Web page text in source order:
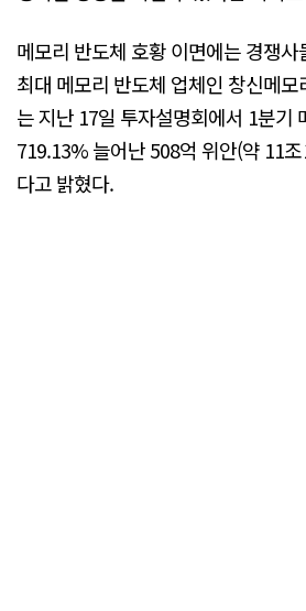
메모리 반도체 호황 이면에는 경쟁
최대 메모리 반도체 업체인 창신메
는 지난 17일 투자설명회에서 1분기
719.13% 늘어난 508억 위안(약 11
다고 밝혔다.